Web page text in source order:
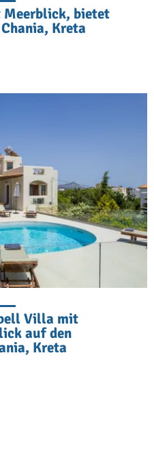
bietet
Kreta
Villa mit
auf den
Kreta